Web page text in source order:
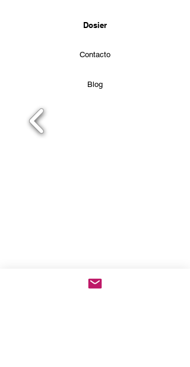
Dosier
Contacto
Blog